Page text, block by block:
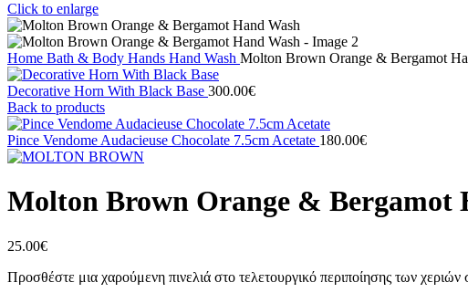
Click to enlarge
Home Bath & Body Hands Hand Wash Molton Brown Orange & Bergamot
Decorative Horn With Black Base 300.00€
Back to products
Pince Vendome Audacieuse Chocolate 7.5cm Acetate 180.00€
Molton Brown Orange & Bergamot
25.00€
Προσθέστε μια χαρούμενη πινελιά στο τελετουργικό περιποίησης των